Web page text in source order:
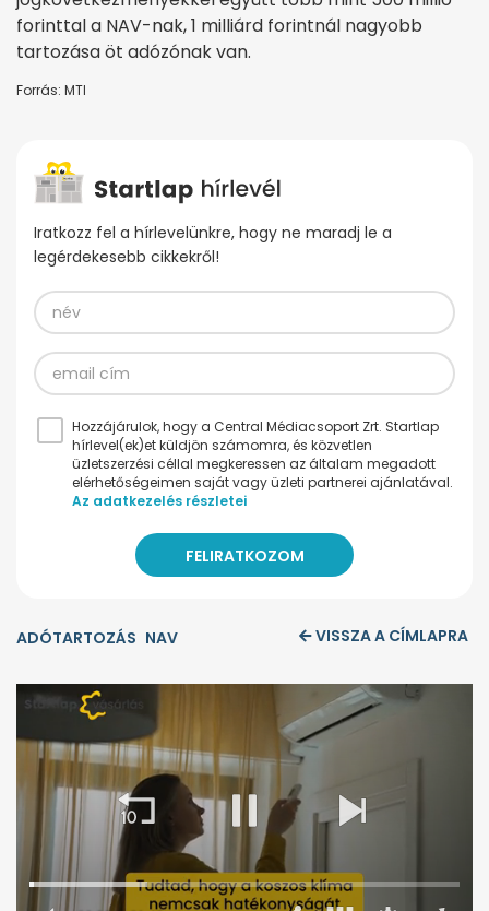
forinttal a NAV-nak, 1 milliárd forintnál nagyobb
tartozása öt adózónak van.
Forrás: MTI
Iratkozz fel a hírlevelünkre, hogy ne maradj le a
legérdekesebb cikkekről!
Hozzájárulok, hogy a Central Médiacsoport Zrt. Startlap
hírlevel(ek)et küldjön számomra, és közvetlen
üzletszerzési céllal megkeressen az általam megadott
elérhetőségeimen saját vagy üzleti partnerei ajánlatával.
Az adatkezelés részletei
ADÓTARTOZÁS NAV VISSZA A CÍMLAPRA